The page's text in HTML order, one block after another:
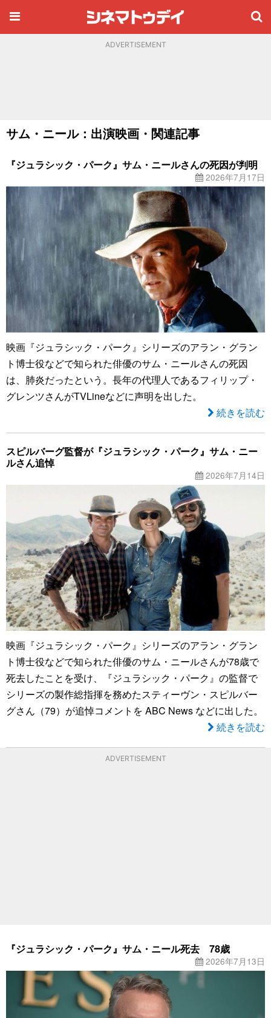
ADVERTISEMENT
サム・ニール：出演映画・関連記事
『ジュラシック・パーク』サム・ニールさんの死因が判明
2026年7月17日
映画『ジュラシック・パーク』シリーズのアラン・グラン
ト博士役などで知られた俳優のサム・ニールさんの死因
は、肺炎だったという。長年の代理人であるフィリップ・
グレンツさんがTVLineなどに声明を出した。
続きを読む
スピルバーグ監督が『ジュラシック・パーク』サム・ニー
ルさん追悼
2026年7月14日
映画『ジュラシック・パーク』シリーズのアラン・グラン
ト博士役などで知られた俳優のサム・ニールさんが78歳で
死去したことを受け、『ジュラシック・パーク』の監督で
シリーズの製作総指揮を務めたスティーヴン・スピルバー
グさん（79）が追悼コメントを ABC News などに出した。
続きを読む
ADVERTISEMENT
『ジュラシック・パーク』サム・ニール死去 78歳
2026年7月13日